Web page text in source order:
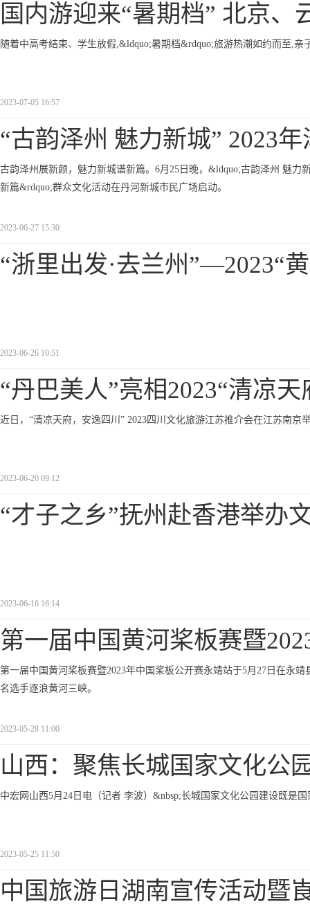
国内游迎来“暑期档” 北京、
随着中高考结束、学生放假,&ldquo;暑期档&rdquo;旅游热潮如约而至,
2023-07-05 16:57
“古韵泽州 魅力新城” 2023年
古韵泽州展新颜，魅力新城谱新篇。6月25日晚，&ldquo;古韵泽州 魅力
新篇&rdquo;群众文化活动在丹河新城市民广场启动。
2023-06-27 15:30
“浙里出发·去兰州”—2023“黄
2023-06-26 10:51
“丹巴美人”亮相2023“清凉天
近日，“清凉天府，安逸四川” 2023四川文化旅游江苏推介会在江苏南京
2023-06-20 09:12
“才子之乡”抚州赴香港举办
2023-06-16 16:14
第一届中国黄河桨板赛暨
第一届中国黄河桨板赛暨2023年中国桨板公开赛永靖站于5月27日在永
名选手逐浪黄河三峡。
2023-05-28 11:00
山西：聚焦长城国家文化公
中宏网山西5月24日电（记者 李波）&nbsp;长城国家文化公园建设既是
2023-05-25 11:50
中国旅游日湖南宣传活动暨